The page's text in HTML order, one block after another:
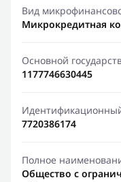
Вид
Микрокредитная
Основной
1177746630445
7720386174
Полное
Общество с